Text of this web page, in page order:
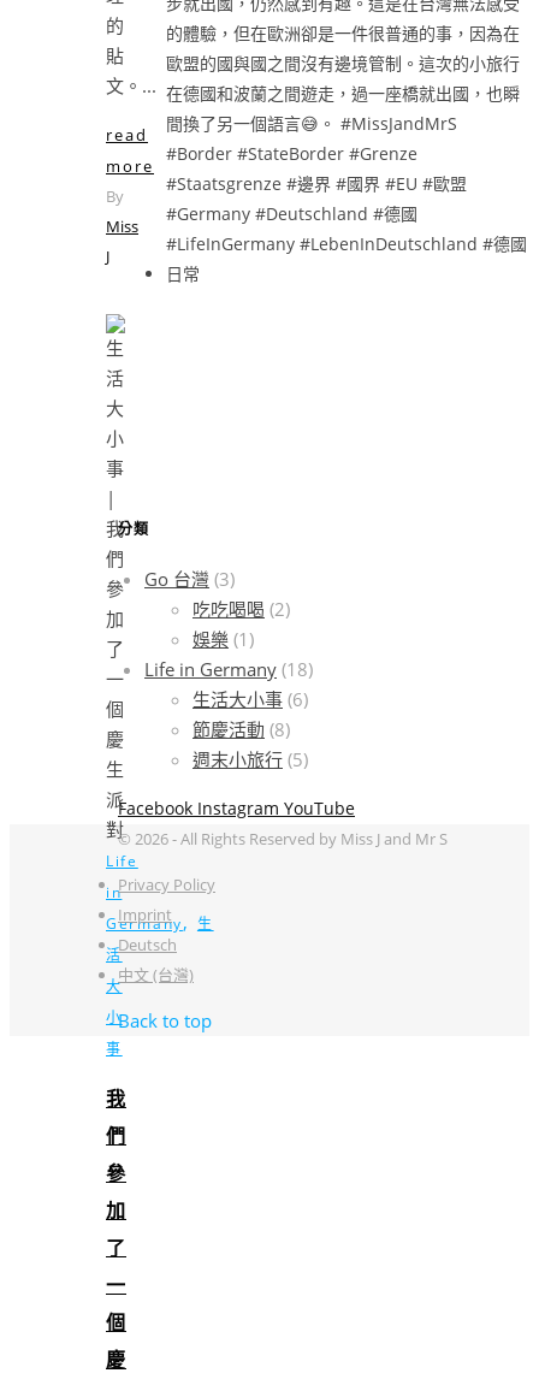
的
貼
文。...
read
more
By
Miss
J
Life
in
Germany, 生
活
大
小
事
我
們
參
加
了
一
個
慶
分類
Go 台灣 (3)
吃吃喝喝 (2)
娛樂 (1)
Life in Germany (18)
生活大小事 (6)
節慶活動 (8)
週末小旅行 (5)
Facebook Instagram YouTube
© 2026 - All Rights Reserved by Miss J and Mr S
Privacy Policy
Imprint
Deutsch
中文 (台灣)
Back to top